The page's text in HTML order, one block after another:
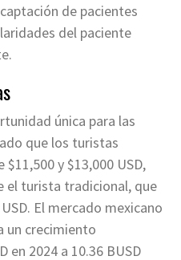
de pacientes
del paciente
única para las
que los turistas
y $13,000 USD,
el turista tradicional, que
El mercado mexicano
un crecimiento
en 2024 a 10.36 BUSD